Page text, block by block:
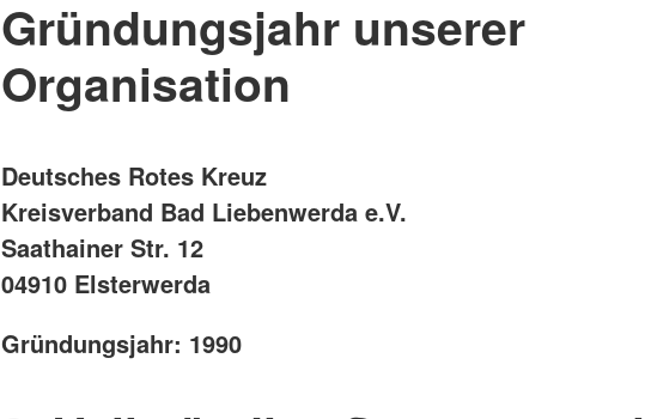
Gründungsjahr unserer
Organisation
Deutsches Rotes Kreuz
Kreisverband Bad Liebenwerda e.V.
Saathainer Str. 12
04910 Elsterwerda
Gründungsjahr: 1990